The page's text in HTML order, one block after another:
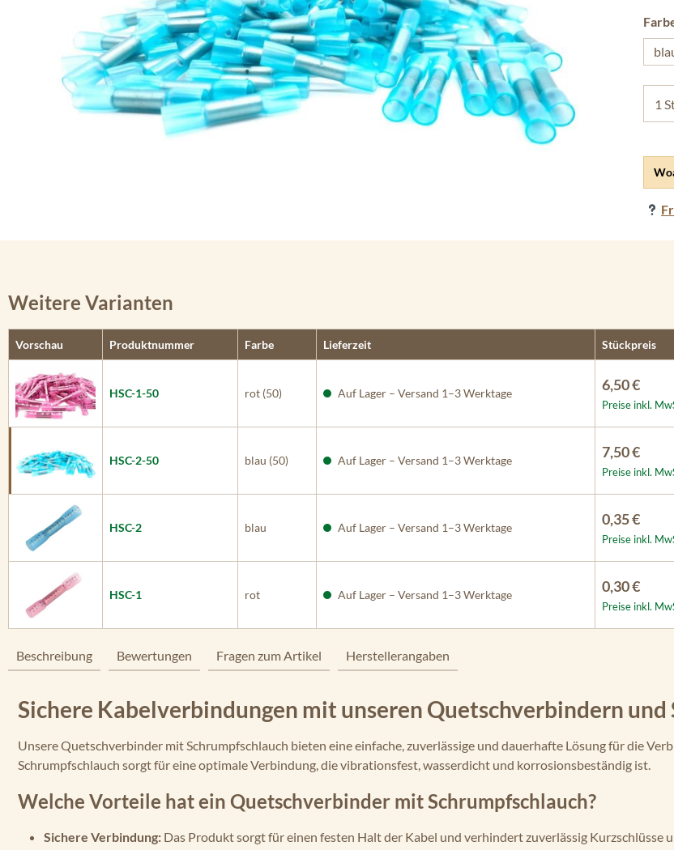
Weitere Varianten
Vorschau Produktnummer Farbe Lieferzeit Stückpreis
HSC-1-50 rot (50) Auf Lager – Versand 1–3 Werktage 6,50 €
Preise inkl.
HSC-2-50 blau (50) Auf Lager – Versand 1–3 Werktage 7,50 €
Preise inkl.
HSC-2 blau Auf Lager – Versand 1–3 Werktage 0,35 €
Preise inkl.
HSC-1 rot Auf Lager – Versand 1–3 Werktage 0,30 €
Preise inkl.
Beschreibung Bewertungen Fragen zum Artikel Herstellerangaben
Sichere Kabelverbindungen mit unseren Quetschverbindern und
Unsere Quetschverbinder mit Schrumpfschlauch bieten eine einfache, zuverlässige und dauerhafte Lösung für die
Schrumpfschlauch sorgt für eine optimale Verbindung, die vibrationsfest, wasserdicht und korrosionsbeständig ist.
Welche Vorteile hat ein Quetschverbinder mit Schrumpfschlauch?
Sichere Verbindung: Das Produkt sorgt für einen festen Halt der Kabel und verhindert zuverlässig Kurzschlüsse